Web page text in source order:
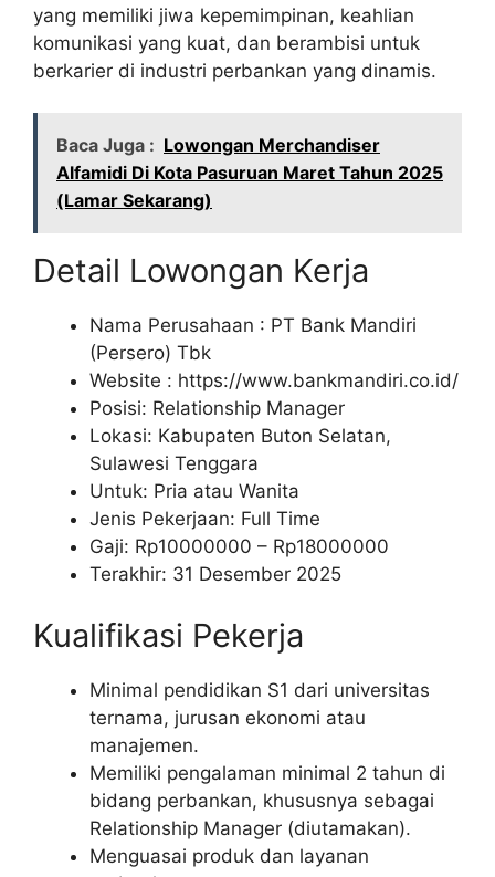
yang memiliki jiwa kepemimpinan, keahlian
komunikasi yang kuat, dan berambisi untuk
berkarier di industri perbankan yang dinamis.
Baca Juga : Lowongan Merchandiser
Alfamidi Di Kota Pasuruan Maret Tahun 2025
(Lamar Sekarang)
Detail Lowongan Kerja
Nama Perusahaan : PT Bank Mandiri
(Persero) Tbk
Website : https://www.bankmandiri.co.id/
Posisi: Relationship Manager
Lokasi: Kabupaten Buton Selatan,
Sulawesi Tenggara
Untuk: Pria atau Wanita
Jenis Pekerjaan: Full Time
Gaji: Rp10000000 – Rp18000000
Terakhir: 31 Desember 2025
Kualifikasi Pekerja
Minimal pendidikan S1 dari universitas
ternama, jurusan ekonomi atau
manajemen.
Memiliki pengalaman minimal 2 tahun di
bidang perbankan, khususnya sebagai
Relationship Manager (diutamakan).
Menguasai produk dan layanan